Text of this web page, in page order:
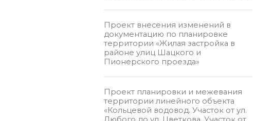
Проект внесения изменений в
документацию по планировке
территории «Жилая застройка в
районе улиц Шацкого и
Пионерского проезда»
Проект планировки и межевания
территории линейного объекта
«Кольцевой водовод. Участок от ул.